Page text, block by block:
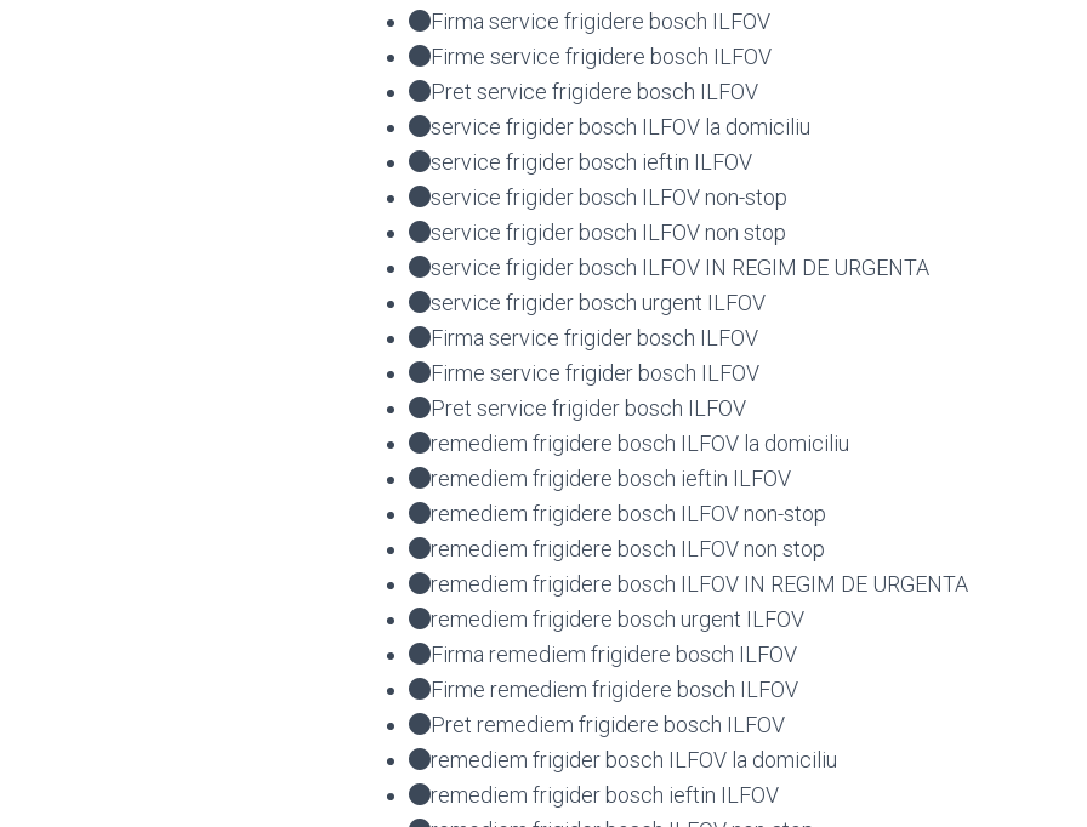
Firma service frigidere bosch ILFOV
Firme service frigidere bosch ILFOV
Pret service frigidere bosch ILFOV
service frigider bosch ILFOV la domiciliu
service frigider bosch ieftin ILFOV
service frigider bosch ILFOV non-stop
service frigider bosch ILFOV non stop
service frigider bosch ILFOV IN REGIM DE URGENTA
service frigider bosch urgent ILFOV
Firma service frigider bosch ILFOV
Firme service frigider bosch ILFOV
Pret service frigider bosch ILFOV
remediem frigidere bosch ILFOV la domiciliu
remediem frigidere bosch ieftin ILFOV
remediem frigidere bosch ILFOV non-stop
remediem frigidere bosch ILFOV non stop
remediem frigidere bosch ILFOV IN REGIM DE URGENTA
remediem frigidere bosch urgent ILFOV
Firma remediem frigidere bosch ILFOV
Firme remediem frigidere bosch ILFOV
Pret remediem frigidere bosch ILFOV
remediem frigider bosch ILFOV la domiciliu
remediem frigider bosch ieftin ILFOV